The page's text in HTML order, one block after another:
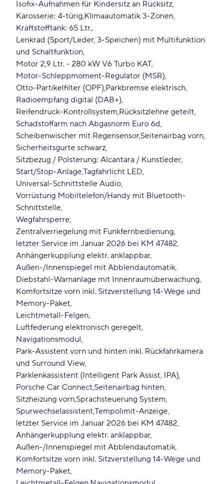
Isofix-Aufnahmen für Kindersitz an Rücksitz
Karosserie: 4-türig Klimaautomatik 3-Zonen
Kraftstofftank: 65 Ltr.
Lenkrad (Sport/Leder, 3-Speichen) mit Multifunktion
und Schaltfunktion
Motor 2,9 Ltr. - 280 kW V6 Turbo KAT
Motor-Schleppmoment-Regulator (MSR)
Otto-Partikelfilter (OPF) Parkbremse elektrisch
Radioempfang digital (DAB+)
Reifendruck-Kontrollsystem Rücksitzlehne geteilt
Schadstoffarm nach Abgasnorm Euro 6d
Scheibenwischer mit Regensensor Seitenairbag vorn
Sicherheitsgurte schwarz
Sitzbezug / Polsterung: Alcantara / Kunstleder
Start/Stop-AnlageTagfahrlicht LED
Universal-Schnittstelle Audio
Vorrüstung Mobiltelefon/Handy mit Bluetooth-
Schnittstelle
Wegfahrsperre
Zentralverriegelung mit Funkfernbedienung
letzter Service im Januar 2026 bei KM 47482
Anhängerkupplung elektr. anklappbar
Außen-/Innenspiegel mit Abblendautomatik
Diebstahl-Warnanlage mit Innenraumüberwachung
Komfortsitze vorn inkl. Sitzverstellung 14-Wege und
Memory-Paket
Leichtmetall-Felgen
Luftfederung elektronisch geregelt
Navigationsmodul
Park-Assistent vorn und hinten inkl. Rückfahrkamera
und Surround View
Parklenkassistent (Intelligent Park Assist, IPA)
Porsche Car Connect Seitenairbag hinten
Sitzheizung vorn Sprachsteuerung System
SpurwechselassistentTempolimit-Anzeige
letzter Service im Januar 2026 bei KM 47482
Anhängerkupplung elektr. anklappbar
Außen-/Innenspiegel mit Abblendautomatik
Komfortsitze vorn inkl. Sitzverstellung 14-Wege und
Memory-Paket